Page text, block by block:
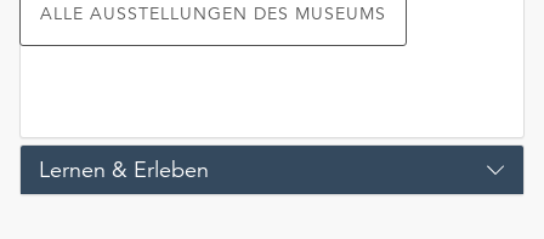
ALLE AUSSTELLUNGEN DES MUSEUMS
Lernen & Erleben